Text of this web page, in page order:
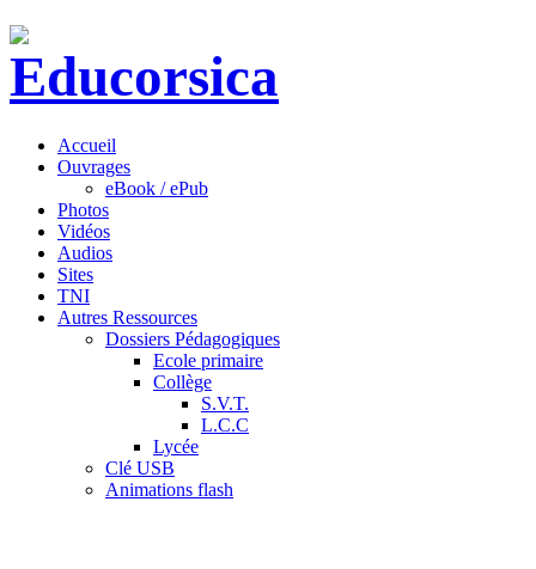
Accueil
Ouvrages
eBook / ePub
Photos
Vidéos
Audios
Sites
TNI
Autres Ressources
Dossiers Pédagogiques
Ecole primaire
Collège
S.V.T.
L.C.C
Lycée
Clé USB
Animations flash